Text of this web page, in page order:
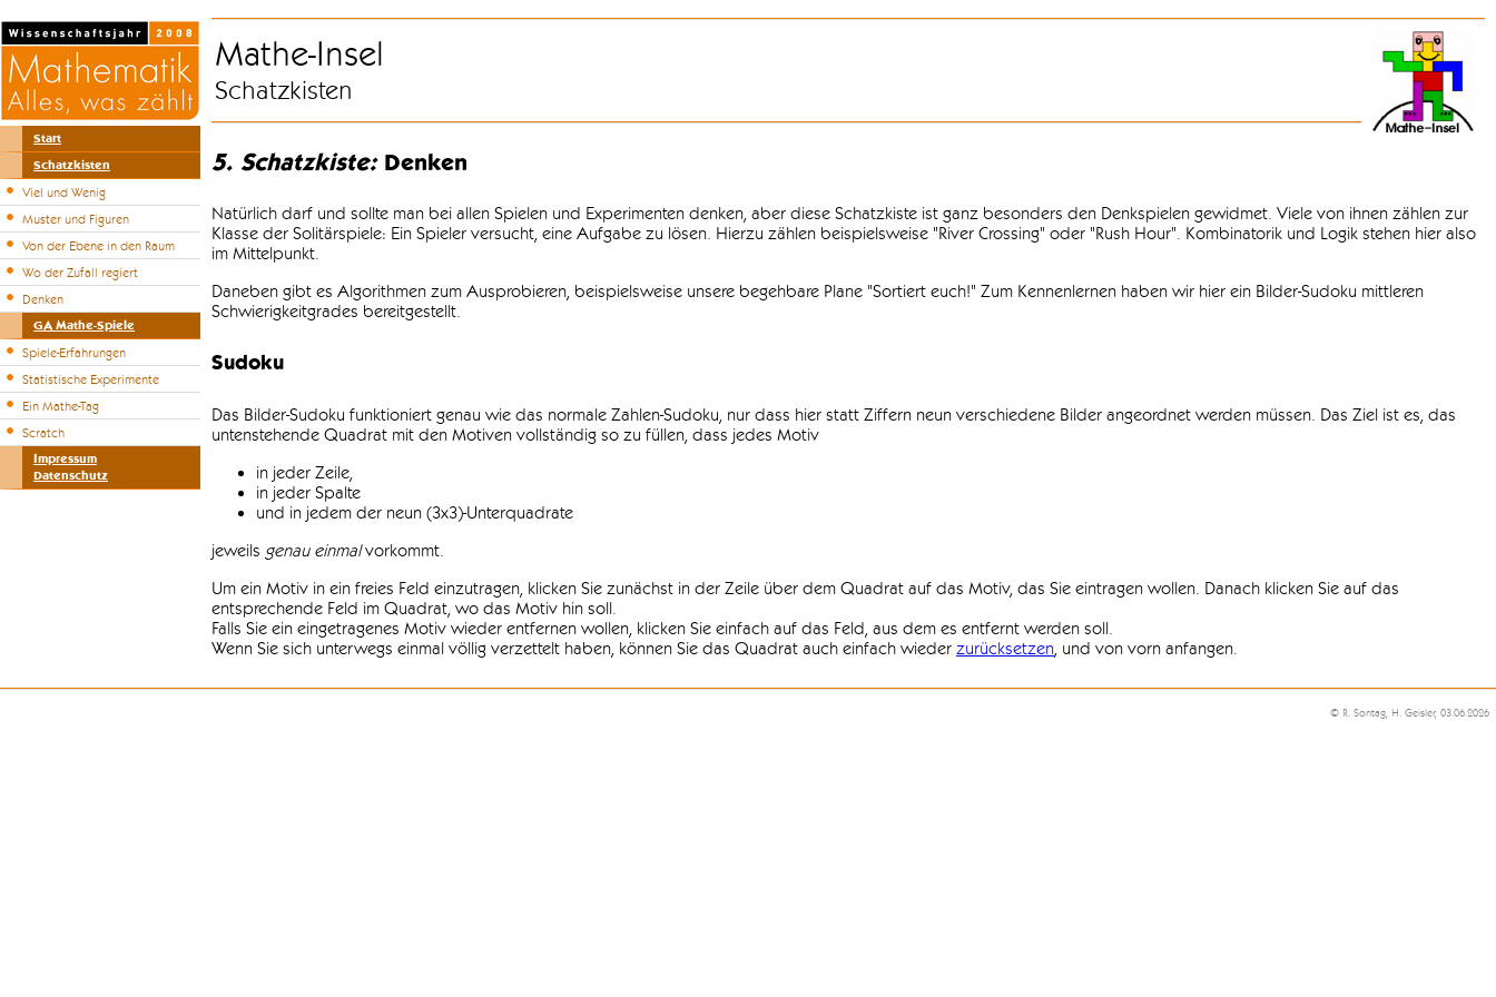
Start
Schatzkisten
Viel und Wenig
Muster und Figuren
Von der Ebene in den Raum
Wo der Zufall regiert
Denken
GA Mathe-Spiele
Spiele-Erfahrungen
Statistische Experimente
Ein Mathe-Tag
Scratch
Impressum
Datenschutz
Mathe-Insel
Schatzkisten
5. Schatzkiste:Denken
Natürlich darf und sollte man bei allen Spielen und Experimenten denken, aber diese Schatzkiste ist ganz besonders den Denkspielen gewidmet. Viele von ihnen zählen zur
Klasse der Solitärspiele: Ein Spieler versucht, eine Aufgabe zu lösen. Hierzu zählen beispielsweise "River Crossing" oder "Rush Hour". Kombinatorik und Logik stehen hier also
im Mittelpunkt.
Daneben gibt es Algorithmen zum Ausprobieren, beispielsweise unsere begehbare Plane "Sortiert euch!" Zum Kennenlernen haben wir hier ein Bilder-Sudoku mittleren
Schwierigkeitgrades bereitgestellt.
Sudoku
Das Bilder-Sudoku funktioniert genau wie das normale Zahlen-Sudoku, nur dass hier statt Ziffern neun verschiedene Bilder angeordnet werden müssen. Das Ziel ist es, das
untenstehende Quadrat mit den Motiven vollständig so zu füllen, dass jedes Motiv
in jeder Zeile,
in jeder Spalte
und in jedem der neun (3x3)-Unterquadrate
jeweils genau einmalvorkommt.
Um ein Motiv in ein freies Feld einzutragen, klicken Sie zunächst in der Zeile über dem Quadrat auf das Motiv, das Sie eintragen wollen. Danach klicken Sie auf das
entsprechende Feld im Quadrat, wo das Motiv hin soll.
Falls Sie ein eingetragenes Motiv wieder entfernen wollen, klicken Sie einfach auf das Feld, aus dem es entfernt werden soll.
Wenn Sie sich unterwegs einmal völlig verzettelt haben, können Sie das Quadrat auch einfach wieder zurücksetzen, und von vorn anfangen.
© R. Sontag, H. Geisler, 03.06.2026